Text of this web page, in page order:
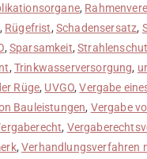
,
, Rügefrist, Schadensersatz,
, Sparsamkeit,
, Trinkwasserversorgung,
Rüge, UVGO,Vergabe
Bauleistungen, Vergabe
,
,Verhandlungsverfahren